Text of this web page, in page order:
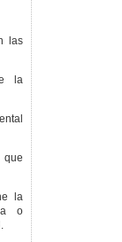
las
la
que
la
o